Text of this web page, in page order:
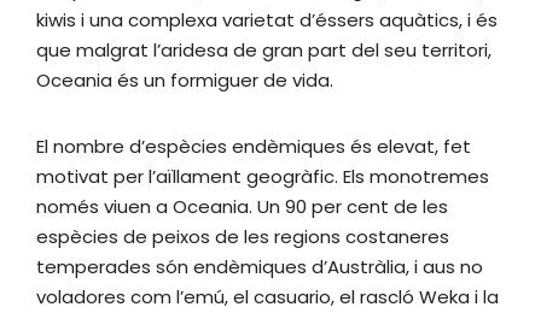
kiwis i una complexa varietat d’éssers aquàtics, i és
que malgrat l’aridesa de gran part del seu territori,
Oceania és un formiguer de vida.
El nombre d’espècies endèmiques és elevat, fet
motivat per l’aïllament geogràfic. Els monotremes
només viuen a Oceania. Un 90 per cent de les
espècies de peixos de les regions costaneres
temperades són endèmiques d’Austràlia, i aus no
voladores com l’emú, el casuario, el rascló Weka i la